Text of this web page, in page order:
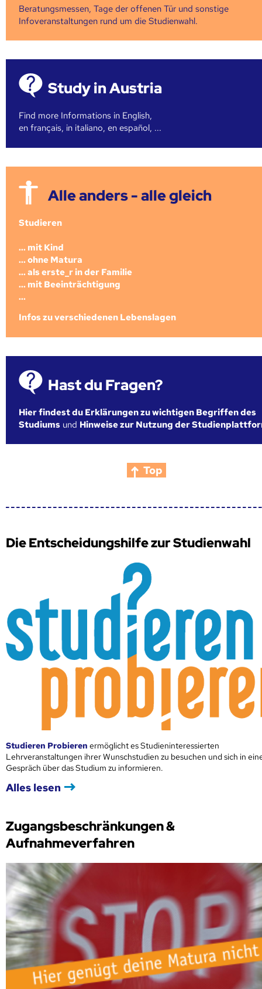
Beratungsmessen, Tage der offenen Tür und sonstige
Infoveranstaltungen rund um die Studienwahl.
Study in Austria
Find more Informations in English,
en français, in italiano, en español, ...
Alle anders - alle gleich
Studieren
... mit Kind
... ohne Matura
... als erste_r in der Familie
... mit Beeinträchtigung
...
Infos zu verschiedenen Lebenslagen
Hast du Fragen?
Hier findest du Erklärungen zu wichtigen Begriffen des
Studiums und Hinweise zur Nutzung der
Top
Die Entscheidungshilfe zur Studienwahl
Studieren Probieren ermöglicht es Studieninteressierten
Lehrveranstaltungen ihrer Wunschstudien zu besuchen und sich in
Gespräch über das Studium zu informieren.
Alles lesen
Zugangsbeschränkungen &
Aufnahmeverfahren